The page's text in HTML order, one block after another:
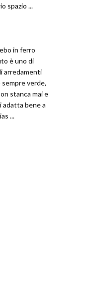
spazio ...
in ferro
è uno di
arredamenti
sempre verde,
stanca mai e
adatta bene a
...